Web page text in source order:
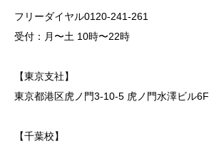
フリーダイヤル0120-241-261
受付：月〜土 10時〜22時
【東京支社】
東京都港区虎ノ門3-10-5 虎ノ門水澤ビル6F
【千葉校】